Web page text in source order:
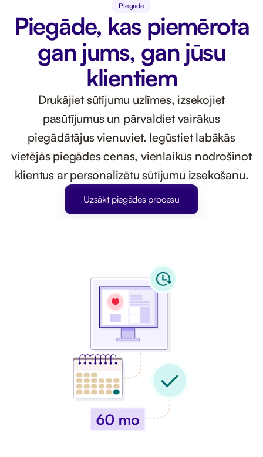
Piegāde
Piegāde, kas piemērota
gan jums, gan jūsu
klientiem
Drukājiet sūtījumu uzlīmes, izsekojiet
pasūtījumus un pārvaldiet vairākus
piegādātājus vienuviet. Iegūstiet labākās
vietējās piegādes cenas, vienlaikus nodrošinot
klientus ar personalizētu sūtījumu izsekošanu.
Uzsākt piegādes procesu